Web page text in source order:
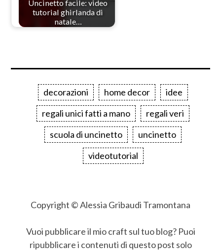
Uncinetto facile: video
tutorial ghirlanda di
natale…
decorazioni home decor
idee
regali unici fatti a mano
regali veri
scuola di uncinetto
uncinetto
videotutorial
Copyright © Alessia Gribaudi Tramontana
Vuoi pubblicare il mio craft sul tuo blog? Puoi
ripubblicare i contenuti di questo post solo